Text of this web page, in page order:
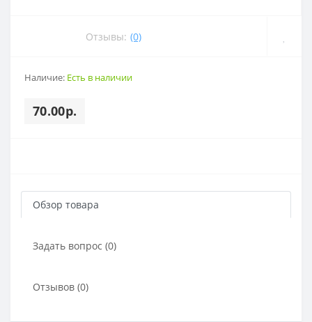
Отзывы: (0)
Наличие: Есть в наличии
70.00р.
Обзор товара
Задать вопрос (0)
Отзывов (0)